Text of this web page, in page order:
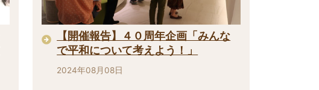
【開催報告】４０周年企画「みんな
で平和について考えよう！」
2024年08月08日